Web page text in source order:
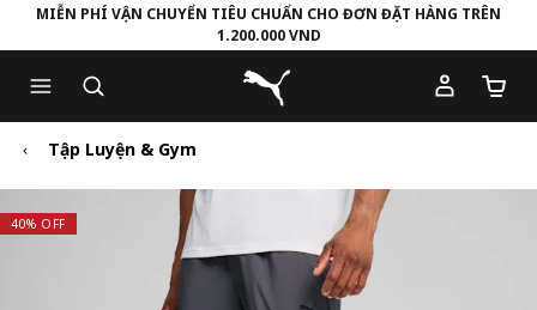
to
Main
content
to
Footer
Content
MIỄN PHÍ VẬN CHUYỂN TIÊU CHUẨN CHO ĐƠN ĐẶT HÀNG TRÊN
1.200.000 VND
Puma Trang chủ
Số
Tập Luyện & Gym
40% OFF